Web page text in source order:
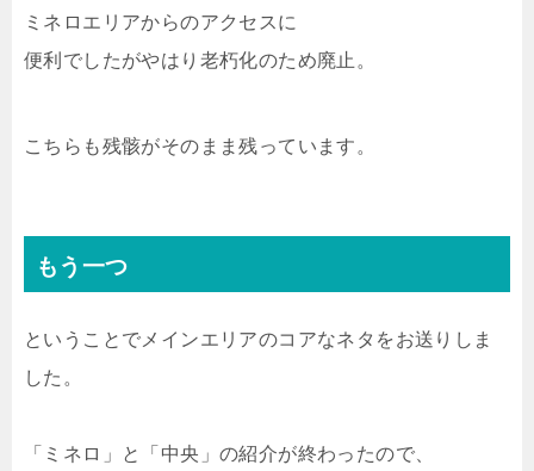
ミネロエリアからのアクセスに
便利でしたがやはり老朽化のため廃止。
こちらも残骸がそのまま残っています。
もう一つ
ということでメインエリアのコアなネタをお送りしま
した。
「ミネロ」と「中央」の紹介が終わったので、